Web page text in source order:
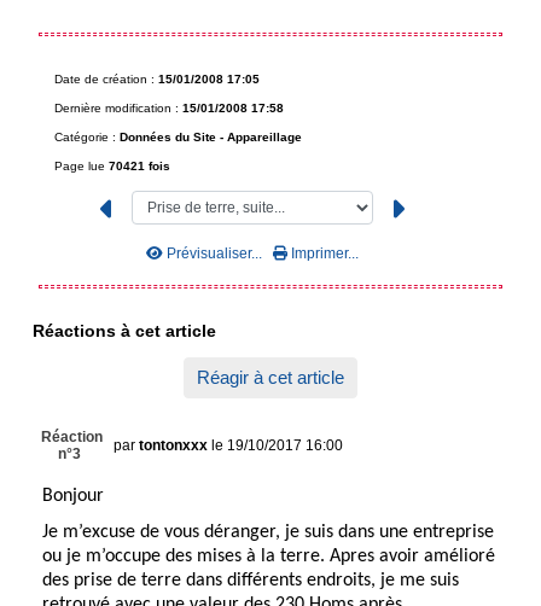
Date de création : 15/01/2008 17:05
Dernière modification : 15/01/2008 17:58
Catégorie : Données du Site - Appareillage
Page lue 70421 fois
Prévisualiser... Imprimer...
Réactions à cet article
Réagir à cet article
Réaction
n°3
par tontonxxxle 19/10/2017 16:00
Bonjour
Je m’excuse de vous déranger, je suis dans une entreprise
ou je m’occupe des mises à la terre. Apres avoir amélioré
des prise de terre dans différents endroits, je me suis